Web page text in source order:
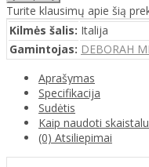
Turite klausimų apie šią
Kilmės šalis: Italija
Gamintojas: DEBORAH
Aprašymas
Specifikacija
Sudėtis
Kaip naudoti
(0) Atsiliepimai